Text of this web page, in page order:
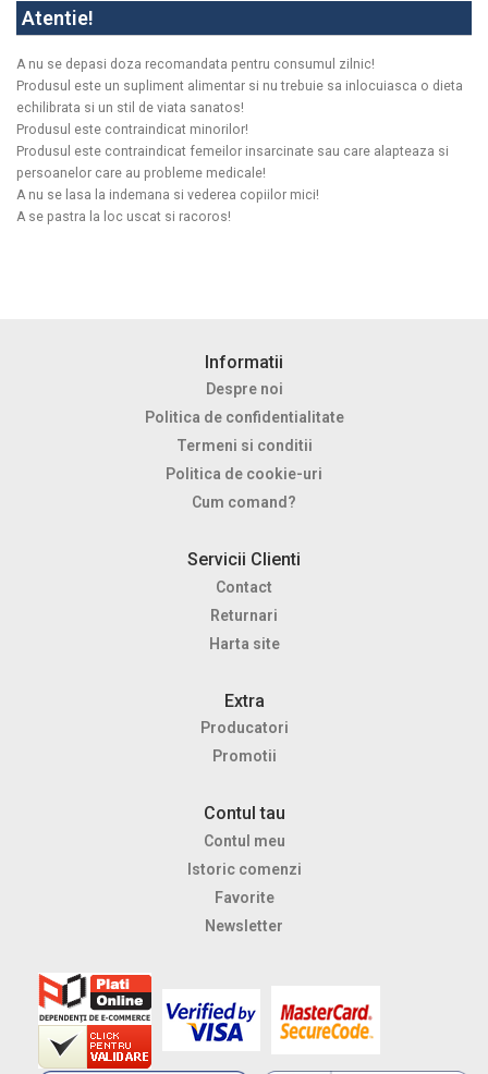
Atentie!
A nu se depasi doza recomandata pentru consumul zilnic!
Produsul este un supliment alimentar si nu trebuie sa inlocuiasca o dieta
echilibrata si un stil de viata sanatos!
Produsul este contraindicat minorilor!
Produsul este contraindicat femeilor insarcinate sau care alapteaza si
persoanelor care au probleme medicale!
A nu se lasa la indemana si vederea copiilor mici!
A se pastra la loc uscat si racoros!
Informatii
Despre noi
Politica de confidentialitate
Termeni si conditii
Politica de cookie-uri
Cum comand?
Servicii Clienti
Contact
Returnari
Harta site
Extra
Producatori
Promotii
Contul tau
Contul meu
Istoric comenzi
Favorite
Newsletter